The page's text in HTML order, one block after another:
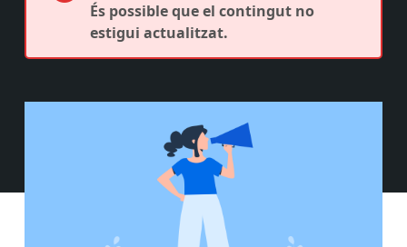
És possible que el contingut no
estigui actualitzat.